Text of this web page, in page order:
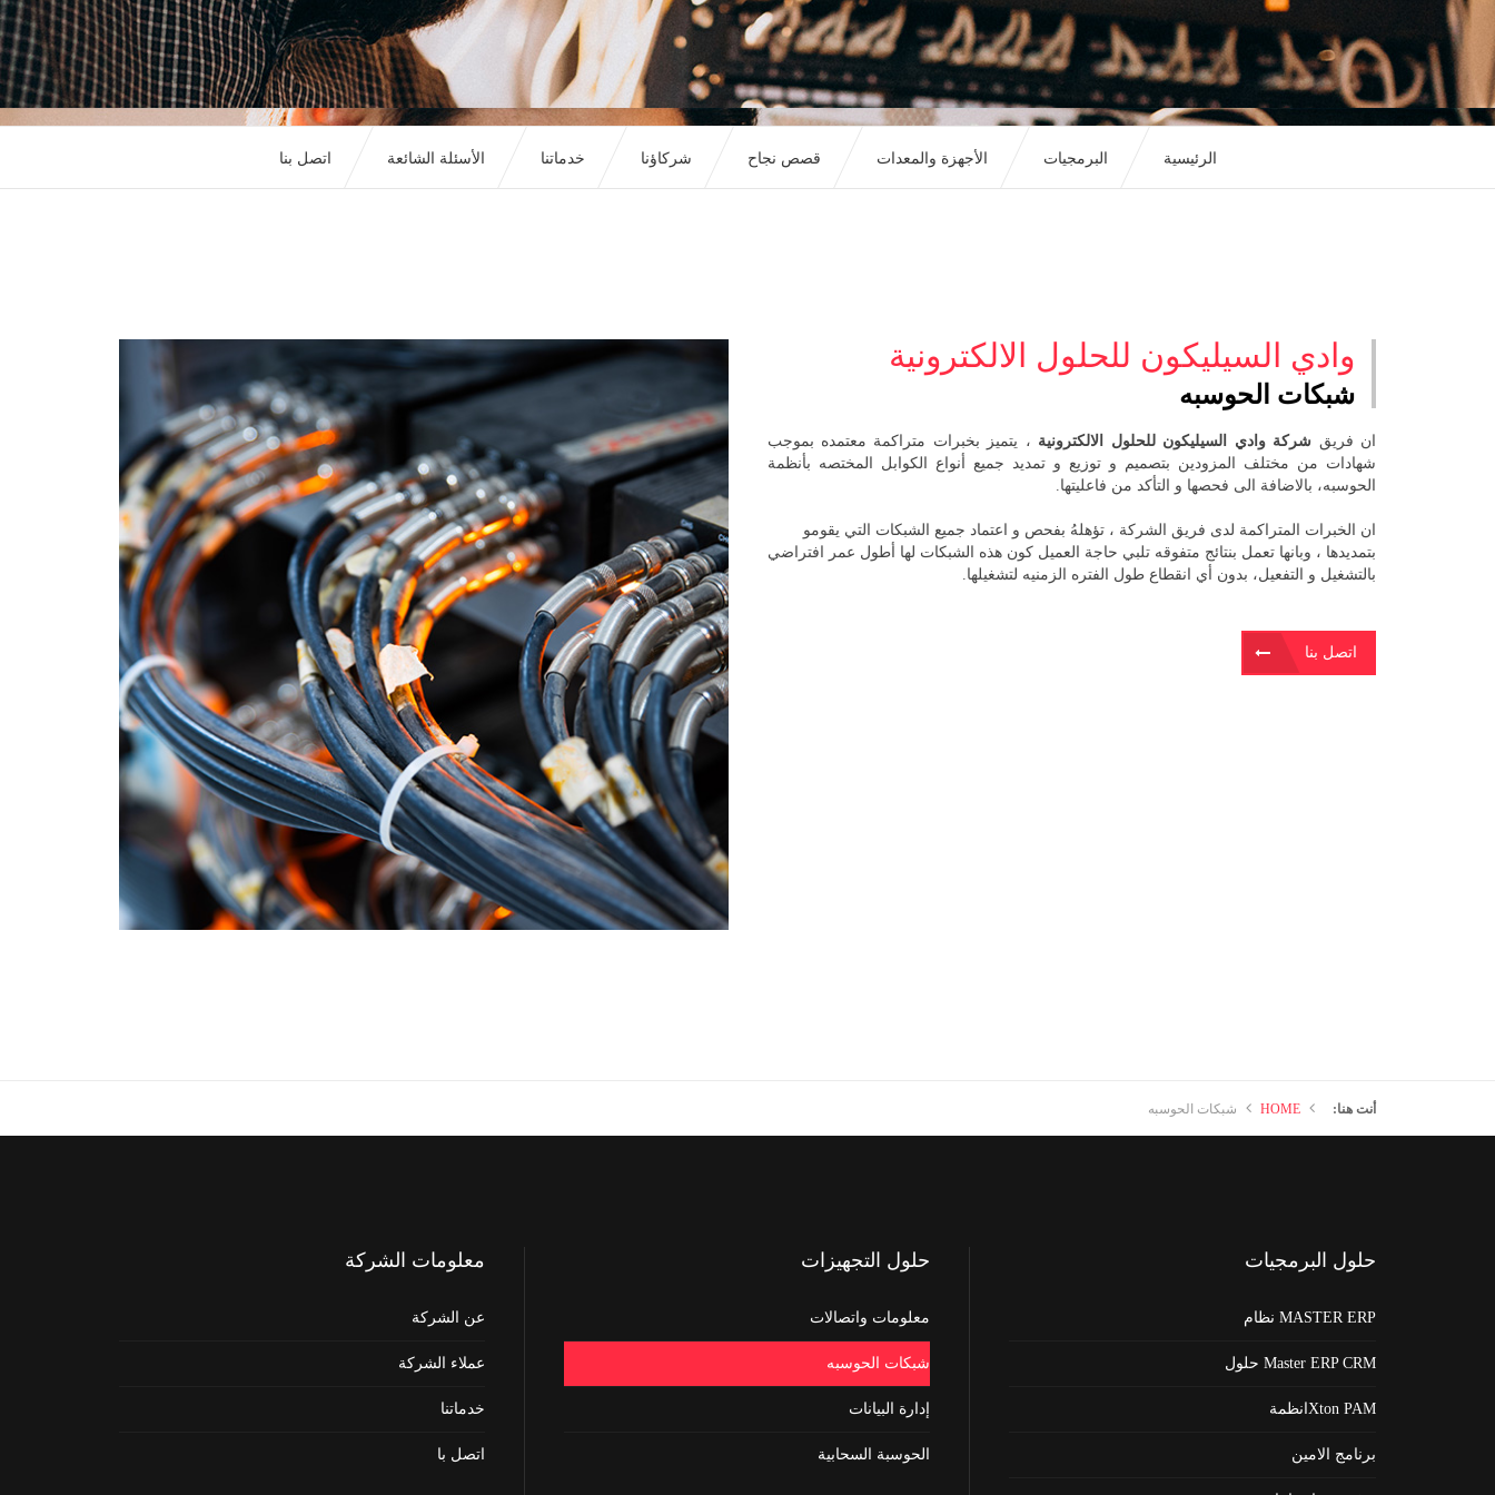
الرئيسية البرمجيات الأجهزة والمعدات قصص نجاح شركاؤنا خدماتنا الأسئلة الشائعة اتصل بنا
وادي السيليكون للحلول الالكترونية
شبكات الحوسبه
ان فريق شركة وادي السيليكون للحلول الالكترونية ، يتميز بخبرات متراكمة معتمده بموجب
شهادات من مختلف المزودين بتصميم و توزيع و تمديد جميع أنواع الكوابل المختصه بأنظمة
الحوسبه، بالاضافة الى فحصها و التأكد من فاعليتها.
ان الخبرات المتراكمة لدى فريق الشركة ، تؤهلهُ بفحص و اعتماد جميع الشبكات التي يقومو
بتمديدها ، وبانها تعمل بنتائج متفوقه تلبي حاجة العميل كون هذه الشبكات لها أطول عمر افتراضي
بالتشغيل و التفعيل، بدون أي انقطاع طول الفتره الزمنيه لتشغيلها.
اتصل بنا
أنت هنا: HOME شبكات الحوسبه
حلول البرمجيات
MASTER ERP نظام
Master ERP CRM حلول
Xton PAMانظمة
برنامج الامين
حلول التجهيزات
معلومات واتصالات
شبكات الحوسبه
إدارة البيانات
الحوسبة السحابية
معلومات الشركة
عن الشركة
عملاء الشركة
خدماتنا
اتصل با